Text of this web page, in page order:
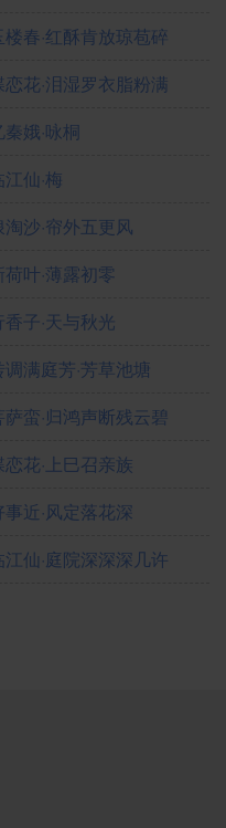
楼春·红酥肯放琼苞碎
恋花·泪湿罗衣脂粉满
秦娥·咏桐
江仙·梅
淘沙·帘外五更风
荷叶·薄露初零
香子·天与秋光
调满庭芳·芳草池塘
萨蛮·归鸿声断残云碧
恋花·上巳召亲族
事近·风定落花深
江仙·庭院深深深几许